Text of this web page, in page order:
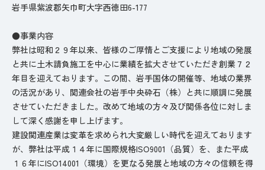
岩手県紫波郡矢巾町大字西徳田6-177
●事業内容
弊社は昭和２９年以来、皆様のご厚情とご支援により地域の発展
と共に土木請負施工を中心に業績を拡大させていただき創業７２
年目を迎えております。この間、岩手国体の開催等、地域の業界
の活況があり、関連会社の岩手中央砕石（株）と共に順調に発展
させていただきました。改めて地域の方々及び関係各位に対しま
して深く感謝を申し上げます。
建設関連産業は変革を求められ大変厳しい時代を迎えております
が、弊社は平成１４年に国際規格ISO9001（品質）を、また平成
１６年にISO14001（環境）を更なる発展と地域の方々の信頼を得